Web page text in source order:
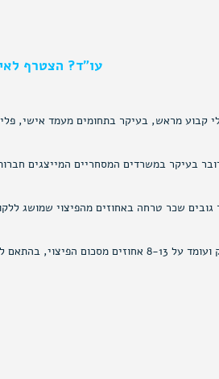
עו"ד? הצטרף
קבוע מראש, בעיקר בתחומים מעמד אישי,
בעיקר במשרדים המסחריים המייצגים
שכר טרחה באחוזים מהפיצוי שמושג
בתחום תאונות הדרכים, נקבע שכר טרחת עו"ד בחוק ועומד על 8-13 אחוזים מסכום